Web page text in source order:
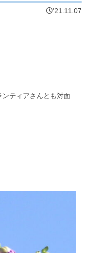
'21.11.07
ティアさんとも対面